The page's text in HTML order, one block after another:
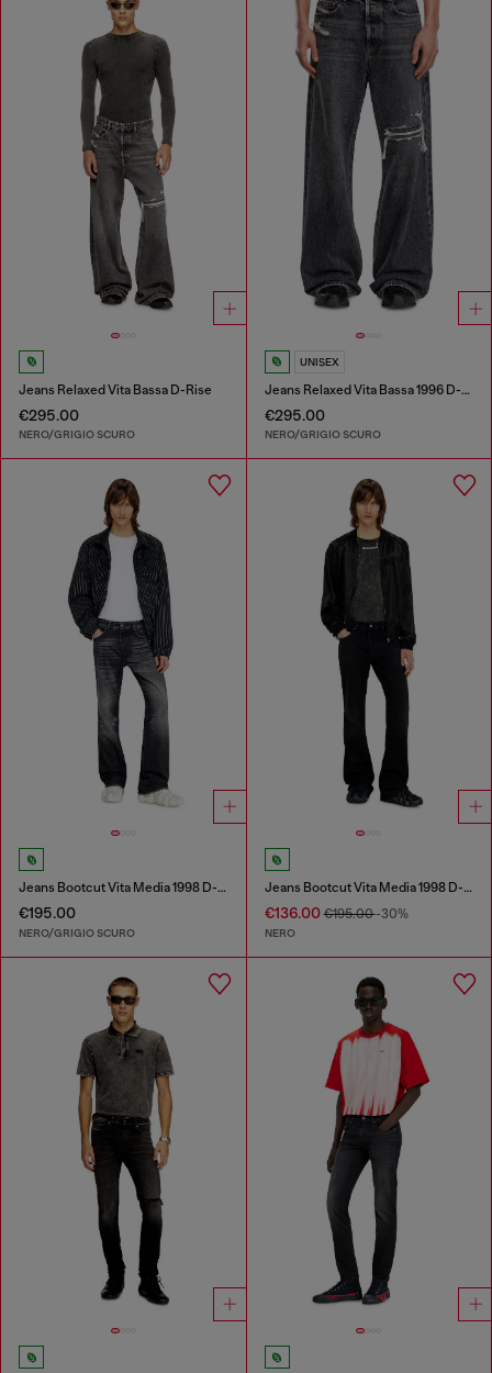
Jeans Relaxed Vita Bassa D-Rise
€295.00
NERO/GRIGIO SCURO
UNISEX
Jeans Relaxed Vita Bassa 1996 D-Sire
€295.00
NERO/GRIGIO SCURO
Jeans Bootcut Vita Media 1998 D-Buck
€195.00
NERO/GRIGIO SCURO
Jeans Bootcut Vita Media 1998 D-Buck
€136.00€195.00-30%
NERO